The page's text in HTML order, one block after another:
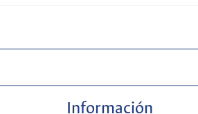
Información